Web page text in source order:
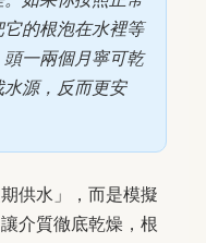
的根泡在水裡等
一兩個月寧可乾
源，反而更安
供水」，而是模擬
介質徹底乾燥，根